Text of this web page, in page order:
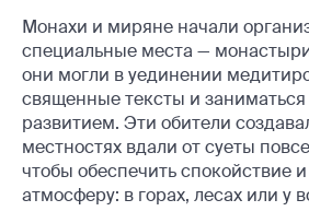
Монахи и миряне начали
специальные места —
они могли в уединении
священные тексты и
развитием. Эти обители
местностях вдали от суеты
чтобы обеспечить спокойствие
атмосферу: в горах, лесах или у